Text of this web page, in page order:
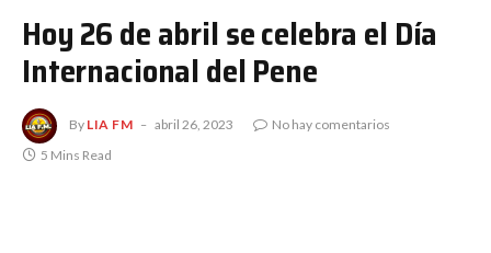
Hoy 26 de abril se celebra el Día
Internacional del Pene
By LIA FM abril 26, 2023
No hay comentarios
5 Mins Read